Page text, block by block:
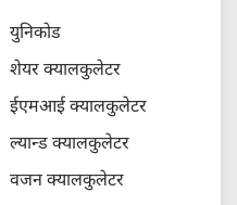
युनिकोड
शेयर क्यालकुलेटर
ईएमआई क्यालकुलेटर
ल्यान्ड क्यालकुलेटर
वजन क्यालकुलेटर